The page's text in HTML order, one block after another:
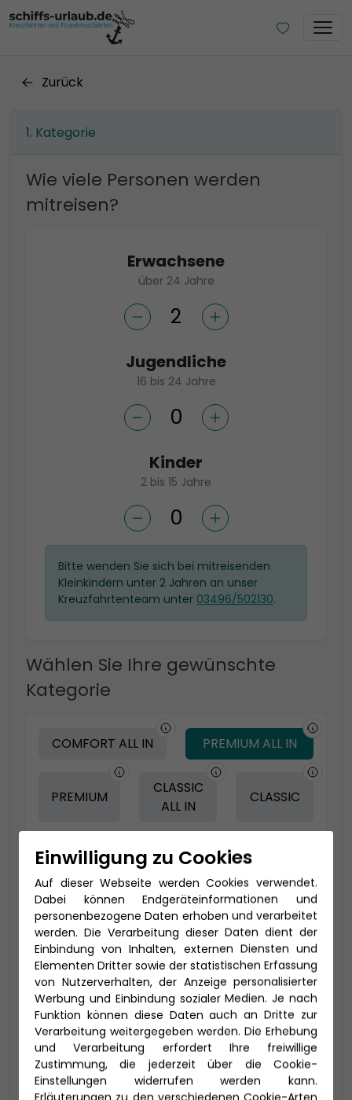
Zurück
Kategorie
Wie viele Personen werden
mitreisen?
Erwachsene
über 24 Jahre
Jugendliche
16 bis 24 Jahre
Kinder
2 bis 15 Jahre
Bitte wenden Sie sich bei mitreisenden
Kleinkindern unter 2 Jahren an unser
Kreuzfahrtenteam unter 03496/502130.
Wählen Sie Ihre gewünschte
Kategorie
COMFORT ALL IN PREMIUM ALL IN
PREMIUM
CLASSIC
ALL IN
CLASSIC
-150 € - Frühbucher Plus
2-Bett-Veranda Komfort (VE)
24-37 qm, inklusive Veranda (4-16 qm)
VE: bis zu 3 Personen, mit begehbarem
Einwilligung zu Cookies
Auf dieser Webseite werden Cookies verwendet.
Dabei können Endgeräteinformationen und
personenbezogene Daten erhoben und verarbeitet
werden. Die Verarbeitung dieser Daten dient der
Einbindung von Inhalten, externen Diensten und
Elementen Dritter sowie der statistischen Erfassung
von Nutzerverhalten, der Anzeige personalisierter
Werbung und Einbindung sozialer Medien. Je nach
Funktion können diese Daten auch an Dritte zur
Verarbeitung weitergegeben werden. Die Erhebung
und Verarbeitung erfordert Ihre freiwillige
Zustimmung, die jederzeit über die Cookie-
Einstellungen widerrufen werden kann.
Erläuterungen zu den verschiedenen Cookie-Arten